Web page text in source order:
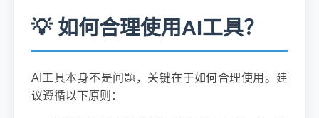
💡 如何合理使用AI工具？
AI工具本身不是问题，关键在于如何合理使用。建
议遵循以下原则：